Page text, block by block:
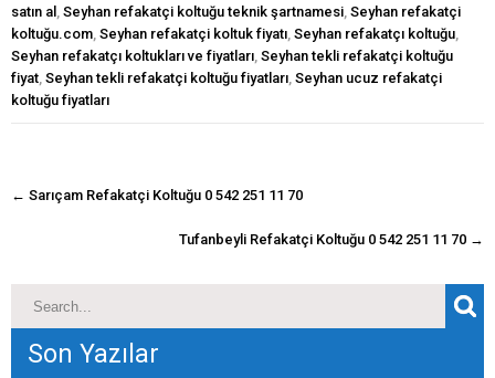
satın al , Seyhan refakatçi koltuğu teknik şartnamesi, Seyhan refakatçi
koltuğu.com, Seyhan refakatçi koltuk fiyatı, Seyhan refakatçı koltuğu,
Seyhan refakatçı koltukları ve fiyatları, Seyhan tekli refakatçi koltuğu
fiyat, Seyhan tekli refakatçi koltuğu fiyatları, Seyhan ucuz refakatçi
koltuğu fiyatları
navigasyon
← Sarıçam Refakatçi Koltuğu 0 542 251 11 70
Tufanbeyli Refakatçi Koltuğu 0 542 251 11 70 →
Son Yazılar